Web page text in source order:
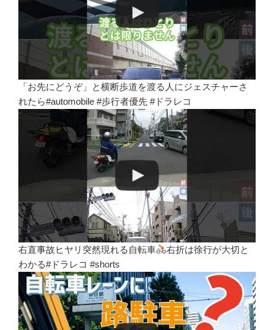
「お先にどうぞ」と横断歩道を渡る人にジェスチャーさ
れたら#automobile #歩行者優先 #ドラレコ
右直事故ヒヤリ突然現れる自転車
右折は徐行が大切と
わかる#ドラレコ #shorts